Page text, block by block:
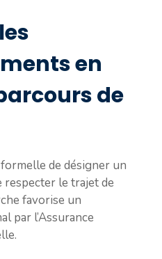
en
de
formelle de désigner un
respecter le trajet de
favorise un
par l’Assurance